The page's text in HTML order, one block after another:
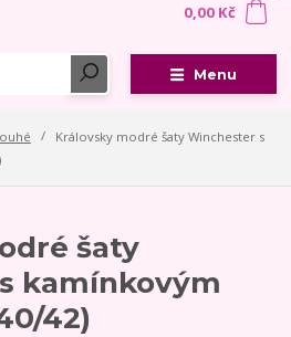
Menu
0,00 Kč
Královsky modré šaty Winchester s
šaty
kamínkovým
42)